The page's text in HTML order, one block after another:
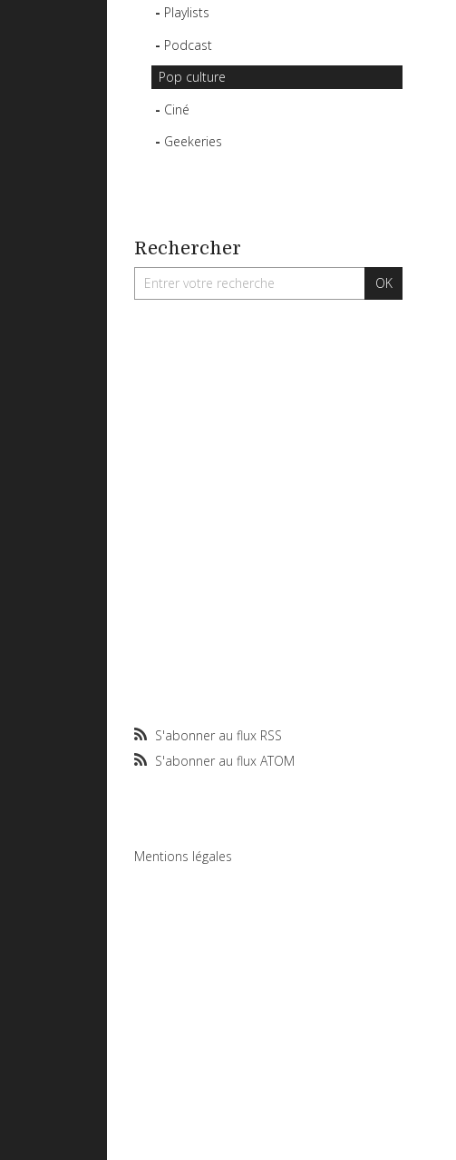
Playlists
Podcast
Pop culture
Ciné
Geekeries
Rechercher
S'abonner au flux RSS
S'abonner au flux ATOM
Mentions légales